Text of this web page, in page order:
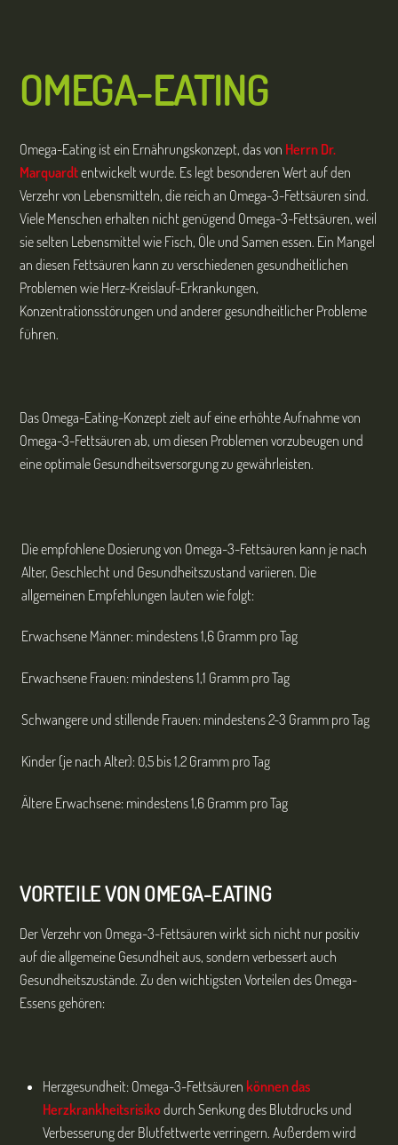
OMEGA-EATING
Omega-Eating ist ein Ernährungskonzept, das von Herrn Dr.
Marquardtentwickelt wurde. Es legt besonderen Wert auf den
Verzehr von Lebensmitteln, die reich an Omega-3-Fettsäuren sind.
Viele Menschen erhalten nicht genügend Omega-3-Fettsäuren, weil
sie selten Lebensmittel wie Fisch, Öle und Samen essen. Ein Mangel
an diesen Fettsäuren kann zu verschiedenen gesundheitlichen
Problemen wie Herz-Kreislauf-Erkrankungen,
Konzentrationsstörungen und anderer gesundheitlicher Probleme
führen.
Das Omega-Eating-Konzept zielt auf eine erhöhte Aufnahme von
Omega-3-Fettsäuren ab, um diesen Problemen vorzubeugen und
eine optimale Gesundheitsversorgung zu gewährleisten.
Die empfohlene Dosierung von Omega-3-Fettsäuren kann je nach
Alter, Geschlecht und Gesundheitszustand variieren. Die
allgemeinen Empfehlungen lauten wie folgt:
Erwachsene Männer: mindestens 1,6 Gramm pro Tag
Erwachsene Frauen: mindestens 1,1 Gramm pro Tag
Schwangere und stillende Frauen: mindestens 2-3 Gramm pro Tag
Kinder (je nach Alter): 0,5 bis 1,2 Gramm pro Tag
Ältere Erwachsene: mindestens 1,6 Gramm pro Tag
VORTEILE VON OMEGA-EATING
Der Verzehr von Omega-3-Fettsäuren wirkt sich nicht nur positiv
auf die allgemeine Gesundheit aus, sondern verbessert auch
Gesundheitszustände. Zu den wichtigsten Vorteilen des Omega-
Essens gehören:
Herzgesundheit: Omega-3-Fettsäuren können das
Herzkrankheitsrisikodurch Senkung des Blutdrucks und
Verbesserung der Blutfettwerte verringern. Außerdem wird